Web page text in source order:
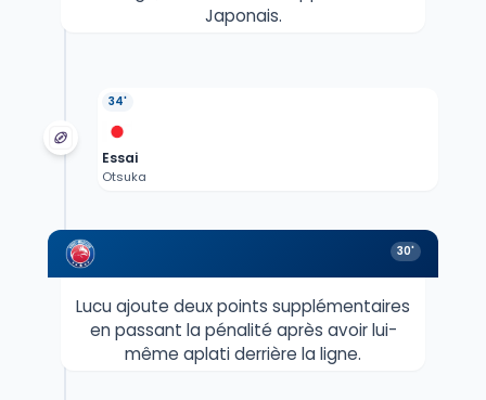
Japonais.
34'
Essai
Otsuka
30'
Lucu ajoute deux points supplémentaires
en passant la pénalité après avoir lui-
même aplati derrière la ligne.